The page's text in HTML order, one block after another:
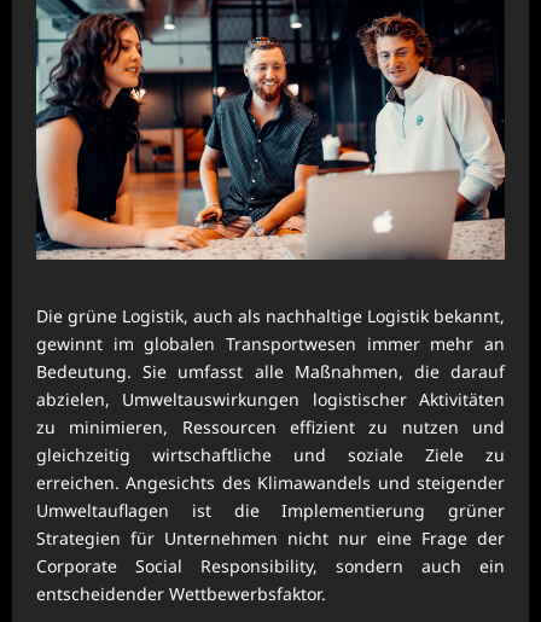
Die grüne Logistik, auch als nachhaltige Logistik bekannt,
gewinnt im globalen Transportwesen immer mehr an
Bedeutung. Sie umfasst alle Maßnahmen, die darauf
abzielen, Umweltauswirkungen logistischer Aktivitäten
zu minimieren, Ressourcen effizient zu nutzen und
gleichzeitig wirtschaftliche und soziale Ziele zu
erreichen. Angesichts des Klimawandels und steigender
Umweltauflagen ist die Implementierung grüner
Strategien für Unternehmen nicht nur eine Frage der
Corporate Social Responsibility, sondern auch ein
entscheidender Wettbewerbsfaktor.